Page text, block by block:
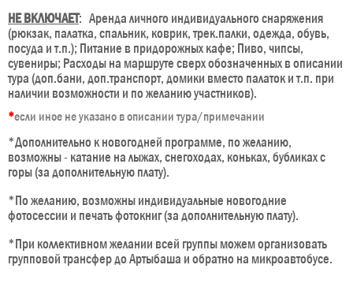
НЕ ВКЛЮЧАЕТ: Аренда личного индивидуального снаряжения
(рюкзак, палатка, спальник, коврик, трек.палки, одежда, обувь,
посуда и т.п.); Питание в придорожных кафе; Пиво, чипсы,
сувениры; Расходы на маршруте сверх обозначенных в описании
тура (доп.бани, доп.транспорт, домики вместо палаток и т.п. при
наличии возможности и по желанию участников).
*если иное не указано в описании тура/примечании
*Дополнительно к новогодней программе, по желанию,
возможны - катание на лыжах, снегоходах, коньках, бубликах с
горы (за дополнительную плату).
*По желанию, возможны индивидуальные новогодние
фотосессии и печать фотокниг (за дополнительную плату).
*При коллективном желании всей группы можем организовать
групповой трансфер до Артыбаша и обратно на микроавтобусе.